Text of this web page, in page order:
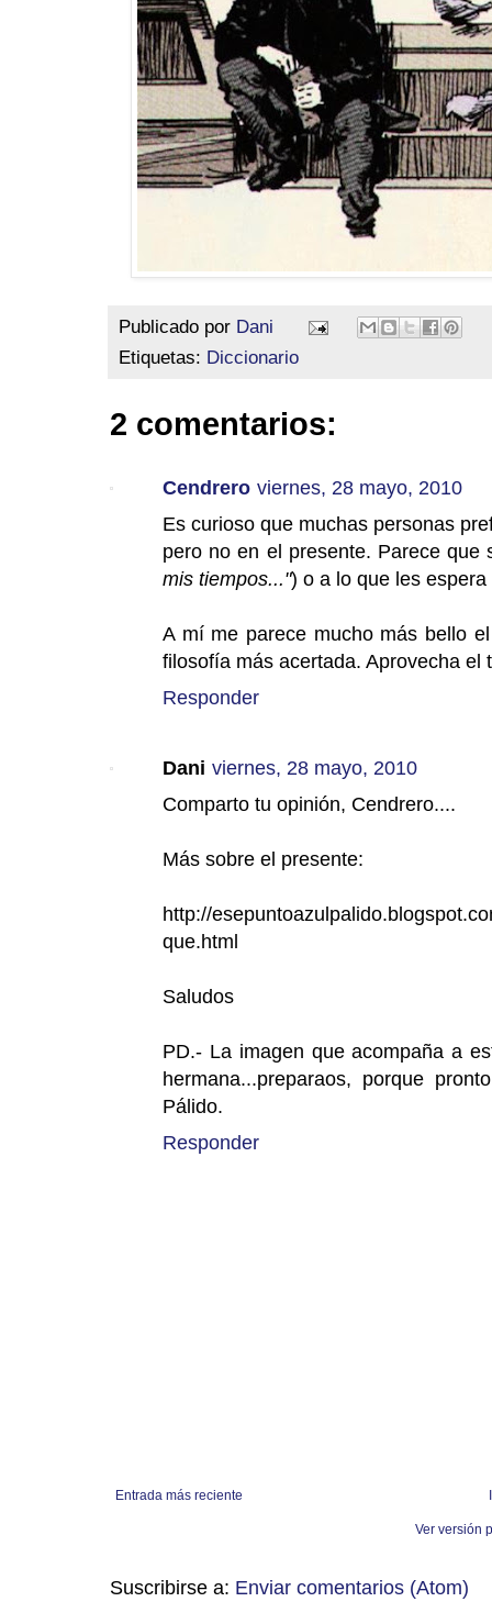
Publicado por Dani
Etiquetas: Diccionario
2 comentarios:
Cendrero viernes, 28 mayo, 2010
Es curioso que muchas personas
pero no en el presente. Parece
mis tiempos...") o a lo que les espera
A mí me parece mucho más bello
filosofía más acertada. Aprovecha el
Responder
Dani viernes, 28 mayo, 2010
Comparto tu opinión, Cendrero....
Más sobre el presente:
http://
que.html
Saludos
PD.- La imagen que acompaña a
hermana...preparaos, porque
Pálido.
Responder
Entrada más reciente
Ver versión
Suscribirse a: Enviar comentarios (Atom)